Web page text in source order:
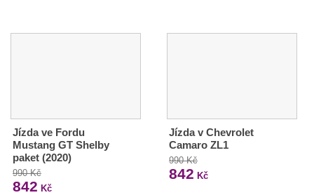
Jízda ve Fordu
Mustang GT Shelby
paket (2020)
990 Kč
842 Kč
Jízda v Chevrolet
Camaro ZL1
990 Kč
842 Kč